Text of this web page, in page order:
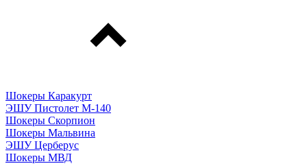
Шокеры Каракурт
ЭШУ Пистолет М-140
Шокеры Скорпион
Шокеры Мальвина
ЭШУ Церберус
Шокеры МВД